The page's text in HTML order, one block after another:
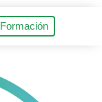
Formación